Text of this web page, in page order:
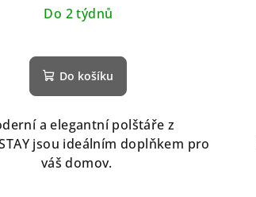
Do 2 týdnů
Do košíku
a elegantní polštáře z
jsou ideálním doplňkem pro
váš domov.